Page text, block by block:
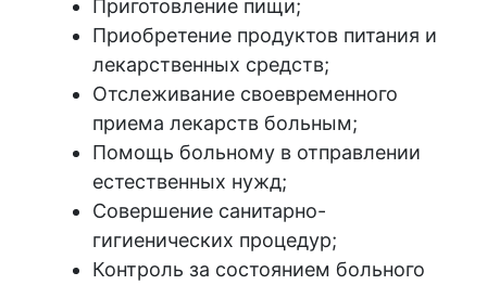
Приготовление пищи;
Приобретение продуктов питания и
лекарственных средств;
Отслеживание своевременного
приема лекарств больным;
Помощь больному в отправлении
естественных нужд;
Совершение санитарно-
гигиенических процедур;
Контроль за состоянием больного